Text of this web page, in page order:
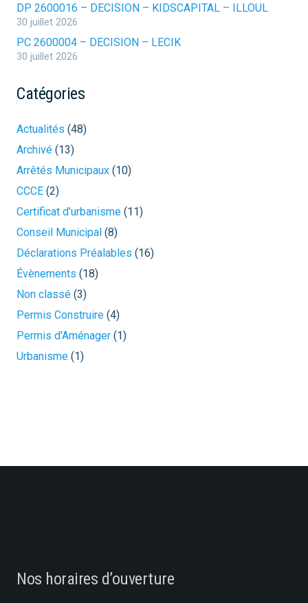
DP 2600016 – DECISION – KIDSCAPITAL – ILLOUL
30 juillet 2026
PC 2600004 – DECISION – LECIK
30 juillet 2026
Catégories
Actualités (48)
Archivé (13)
Arrêtés Municipaux (10)
CCCE (2)
Certificat d'urbanisme (11)
Conseil Municipal (8)
Déclarations Préalables (16)
Évènements (18)
Non classé (3)
Permis Construire (4)
Permis d'Aménager (1)
Urbanisme (1)
Nos horaires d’ouverture